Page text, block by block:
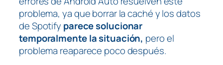
problema, ya que borrar la caché y los datos
de Spotify parece solucionar
temporalmente la situación, pero el
problema reaparece poco después.